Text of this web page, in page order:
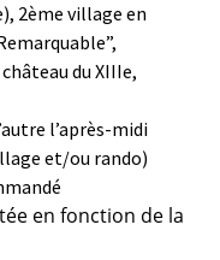
2ème village en
du XIIIe,
l’après-midi
et/ou rando)
en fonction de la